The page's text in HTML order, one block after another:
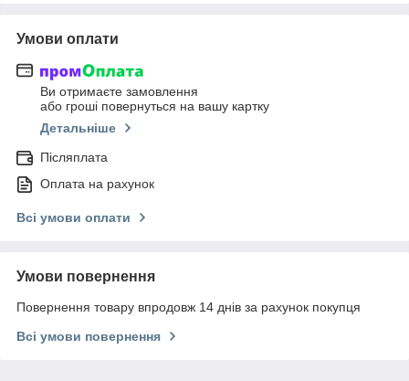
Умови оплати
Ви отримаєте замовлення
або гроші повернуться на вашу картку
Детальніше
Післяплата
Оплата на рахунок
Всі умови оплати
Умови повернення
Повернення товару впродовж 14 днів за рахунок покупця
Всі умови повернення